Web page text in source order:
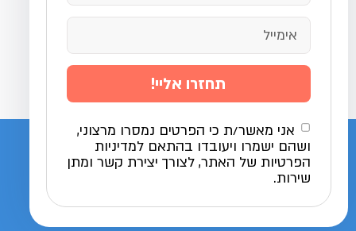
אני מאשר/ת כי הפרטים נמסרו מרצוני,
ושהם ישמרו ויעובדו בהתאם למדיניות
הפרטיות של האתר, לצורך יצירת קשר ומתן
שירות.
תחזרו אליי!